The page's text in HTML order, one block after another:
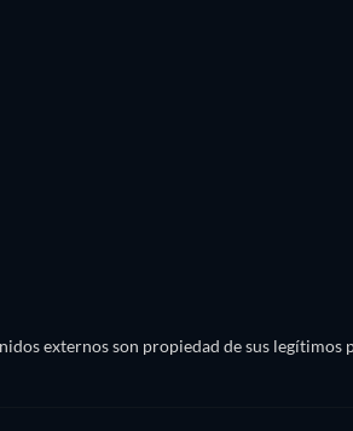
externos son propiedad de sus legítimos